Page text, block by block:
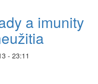
a imunity
- 23:11